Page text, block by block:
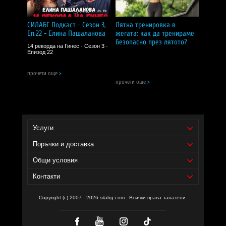
Да се съхранява на сухо място, недостъпно за деца.
CИЛA БГ Tийм!
Доставчик на продукта - И фудс ЕООД.
СИЛАБГ Подкаст - Сезон 3,
Еп.22 - Елина Пашаланова
14 рекорда на Гинес - Сезон 3 -
Епизод 22
прочети още >
Лятна тренировка в
жегата: как да тренираме
безопасно през лятото?
прочети още >
Услуги
Поръчки и доставка
Общи условия
Контакти
Copyright (c) 2007 - 2026 silabg.com - Всички права запазени.